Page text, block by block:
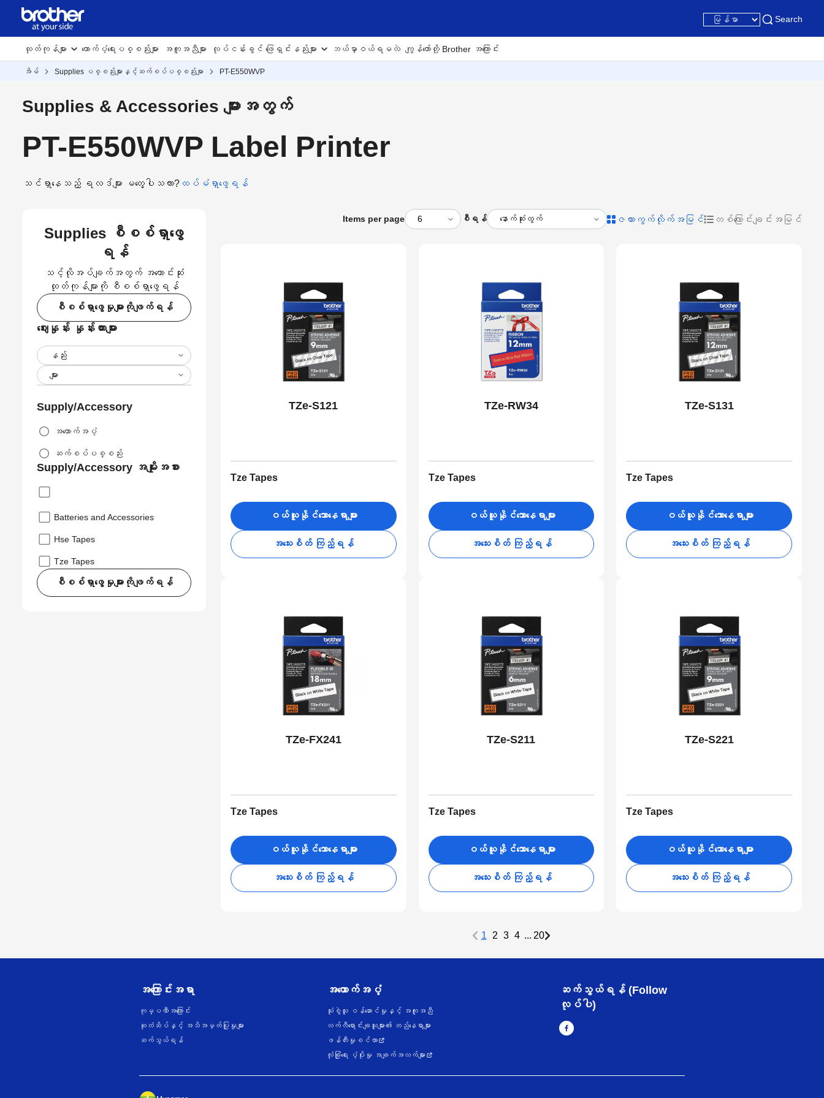
Search
ထုတ်ကုန်များ ထောက်ပံ့ရေးပစ္စည်းများ အကူအညီများ လုပ်ငန်းခွင် ဖြေရှင်းနည်းများ ဘယ်မှာဝယ်ရမလဲ ကျွန်တော်တို့ Brother အကြောင်း
အိမ် Supplies ပစ္စည်းများနှင့်ဆက်စပ်ပစ္စည်းမျာ PT-E550WVP
Supplies & Accessories များအတွက်
PT-E550WVP Label Printer
သင်ရှာနေသည့် ရလဒ်များ မတွေ့ပါသလား? ထပ်မံရှာဖွေရန်
Supplies စီစစ်ရှာဖွေ
ရန်
သင့်လိုအပ်ချက်အတွက် အကောင်းဆုံး
ထုတ်ကုန်များကို စီစစ်ရှာဖွေရန်
စီစစ်ရှာဖွေမှုများကိုဖျက်ရန်
ဈေးနှုန်း နှုန်းထားများ
Supply/Accessory
အထောက်အပံ့
ဆက်စပ်ပစ္စည်း
Supply/Accessory အမျိုးအစား
Batteries and Accessories
Hse Tapes
Tze Tapes
စီစစ်ရှာဖွေမှုများကိုဖျက်ရန်
Items per page စီရန် ဇယားကွက်လိုက်အမြင် တစ်ကြောင်းချင်းအမြင်
TZe-S121
Tze Tapes
ဝယ်ယူနိုင်သောနေရာများ
အသေးစိတ် ကြည့်ရန်
TZe-RW34
Tze Tapes
ဝယ်ယူနိုင်သောနေရာများ
အသေးစိတ် ကြည့်ရန်
TZe-S131
Tze Tapes
ဝယ်ယူနိုင်သောနေရာများ
အသေးစိတ် ကြည့်ရန်
TZe-FX241
Tze Tapes
ဝယ်ယူနိုင်သောနေရာများ
အသေးစိတ် ကြည့်ရန်
TZe-S211
Tze Tapes
ဝယ်ယူနိုင်သောနေရာများ
အသေးစိတ် ကြည့်ရန်
TZe-S221
Tze Tapes
ဝယ်ယူနိုင်သောနေရာများ
အသေးစိတ် ကြည့်ရန်
1 2 3 4 ... 20
အကြောင်းအရာ
ကုမ္ပဏီအကြောင်း
ဆုတံဆိပ်နှင့် အသိအမှတ်ပြုမှုများ
ဆက်သွယ်ရန်
အထောက်အပံ့
သုံးစွဲသူ ဝန်ဆောင်မှုနှင့် အကူအညီ
လက်လီရောင်းချသူများ၏ တည်နေရာများ
ဖန်တီးမှုစင်တာ
လုံခြုံရေး ပံ့ပိုးမှု အချက်အလက်များ
ဆက်သွယ်ရန် (Follow
လုပ်ပါ)